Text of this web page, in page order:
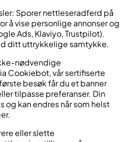
Sporer nettleseradferd på
å vise personlige annonser og
Ads, Klaviyo, Trustpilot).
ditt uttrykkelige samtykke.
nødvendige
Cookiebot, vår sertifiserte
besøk får du et banner
tilpasse preferanser. Din
kan endres når som helst
eller slette